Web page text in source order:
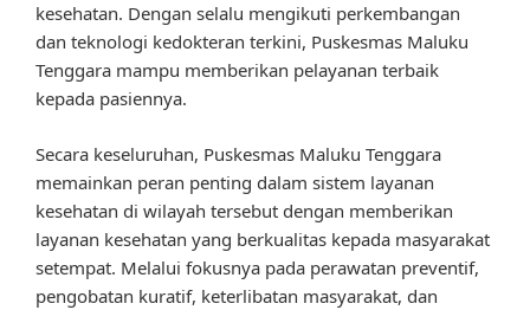
kesehatan. Dengan selalu mengikuti perkembangan
dan teknologi kedokteran terkini, Puskesmas Maluku
Tenggara mampu memberikan pelayanan terbaik
kepada pasiennya.
Secara keseluruhan, Puskesmas Maluku Tenggara
memainkan peran penting dalam sistem layanan
kesehatan di wilayah tersebut dengan memberikan
layanan kesehatan yang berkualitas kepada masyarakat
setempat. Melalui fokusnya pada perawatan preventif,
pengobatan kuratif, keterlibatan masyarakat, dan